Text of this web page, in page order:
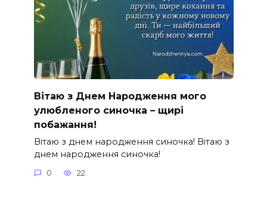
Вітаю з Днем Народження мого
улюбленого синочка – щирі
побажання!
Вітаю з днем народження синочка! Вітаю з
днем народження синочка!
0 22